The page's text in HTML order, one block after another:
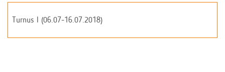
Turnus I (06.07-16.07.2018)